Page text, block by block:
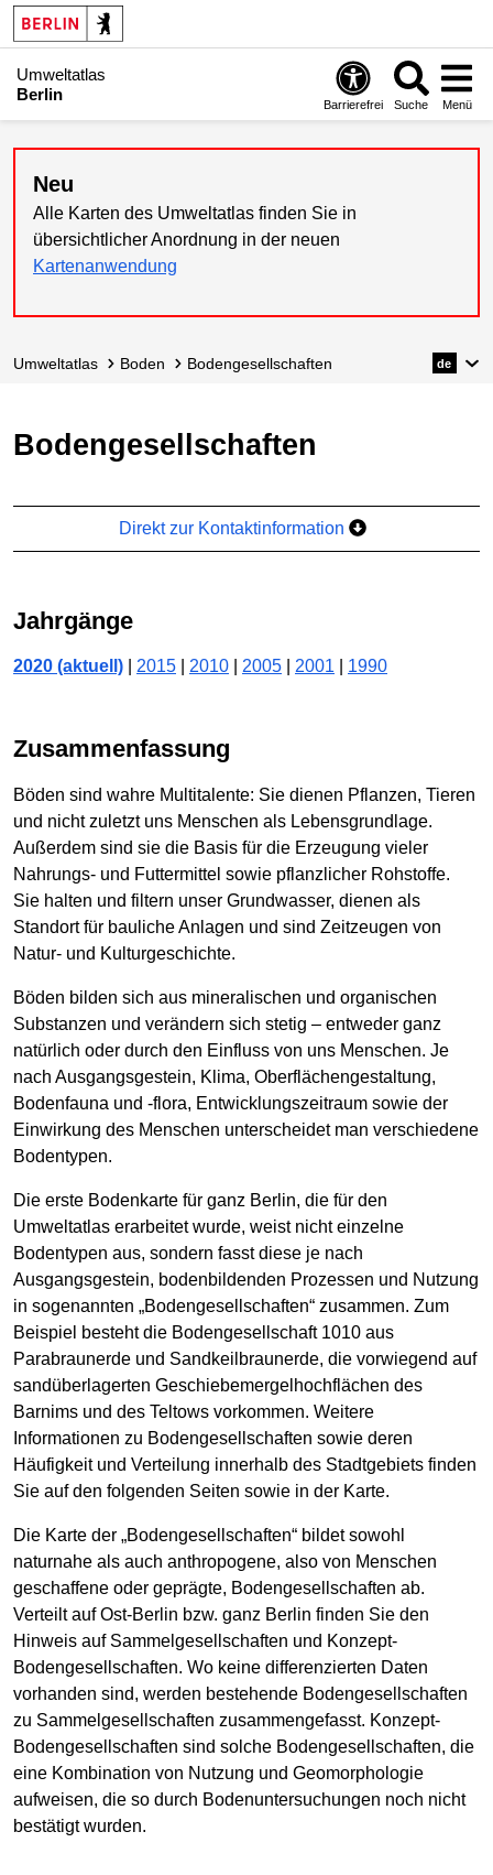
Umweltatlas
Berlin
Barrierefrei Suche Menü
Neu
Alle Karten des Umweltatlas finden Sie in
übersichtlicher Anordnung in der neuen
Kartenanwendung
Umweltatlas Boden Bodengesell­schaften de
Bodengesellschaften
Direkt zur Kontaktinformation
Jahrgänge
2020 (aktuell) 2015 2010 2005 2001 1990
Zusammenfassung
Böden sind wahre Multitalente: Sie dienen Pflanzen, Tieren
und nicht zuletzt uns Menschen als Lebensgrundlage.
Außerdem sind sie die Basis für die Erzeugung vieler
Nahrungs- und Futtermittel sowie pflanzlicher Rohstoffe.
Sie halten und filtern unser Grundwasser, dienen als
Standort für bauliche Anlagen und sind Zeitzeugen von
Natur- und Kulturgeschichte.
Böden bilden sich aus mineralischen und organischen
Substanzen und verändern sich stetig – entweder ganz
natürlich oder durch den Einfluss von uns Menschen. Je
nach Ausgangsgestein, Klima, Oberflächengestaltung,
Bodenfauna und -flora, Entwicklungszeitraum sowie der
Einwirkung des Menschen unterscheidet man verschiedene
Bodentypen.
Die erste Bodenkarte für ganz Berlin, die für den
Umweltatlas erarbeitet wurde, weist nicht einzelne
Bodentypen aus, sondern fasst diese je nach
Ausgangsgestein, bodenbildenden Prozessen und Nutzung
in sogenannten „Bodengesellschaften“ zusammen. Zum
Beispiel besteht die Bodengesellschaft 1010 aus
Parabraunerde und Sandkeilbraunerde, die vorwiegend auf
sandüberlagerten Geschiebemergelhochflächen des
Barnims und des Teltows vorkommen. Weitere
Informationen zu Bodengesellschaften sowie deren
Häufigkeit und Verteilung innerhalb des Stadtgebiets finden
Sie auf den folgenden Seiten sowie in der Karte.
Die Karte der „Bodengesellschaften“ bildet sowohl
naturnahe als auch anthropogene, also von Menschen
geschaffene oder geprägte, Bodengesellschaften ab.
Verteilt auf Ost-Berlin bzw. ganz Berlin finden Sie den
Hinweis auf Sammelgesellschaften und Konzept-
Bodengesellschaften. Wo keine differenzierten Daten
vorhanden sind, werden bestehende Bodengesellschaften
zu Sammelgesellschaften zusammengefasst. Konzept-
Bodengesellschaften sind solche Bodengesellschaften, die
eine Kombination von Nutzung und Geomorphologie
aufweisen, die so durch Bodenuntersuchungen noch nicht
bestätigt wurden.